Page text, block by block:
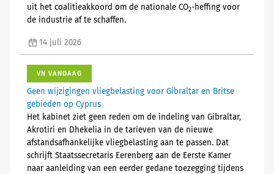
uit het coalitieakkoord om de nationale CO2-heffing voor
de industrie af te schaffen.
14 juli 2026
VN VANDAAG
Geen wijzigingen vliegbelasting voor Gibraltar en Britse
gebieden op Cyprus
Het kabinet ziet geen reden om de indeling van Gibraltar,
Akrotiri en Dhekelia in de tarieven van de nieuwe
afstandsafhankelijke vliegbelasting aan te passen. Dat
schrijft Staatssecretaris Eerenberg aan de Eerste Kamer
naar aanleiding van een eerder gedane toezegging tijdens